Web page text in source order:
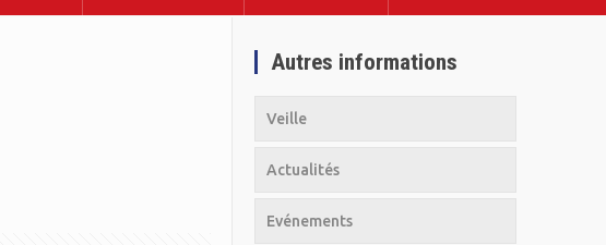
Autres informations
Veille
Actualités
Evénements